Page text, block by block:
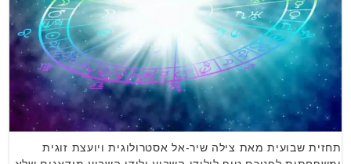
תחזית שבועית מאת צילה שיר-אל אסטרולוגית ויועצת זוגית